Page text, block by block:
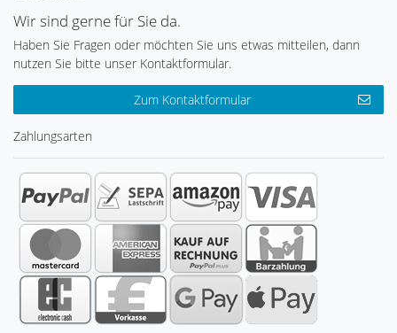
Wir sind gerne für Sie da.
Haben Sie Fragen oder möchten Sie uns etwas mitteilen, dann
nutzen Sie bitte unser Kontaktformular.
Zum Kontaktformular
Zahlungsarten